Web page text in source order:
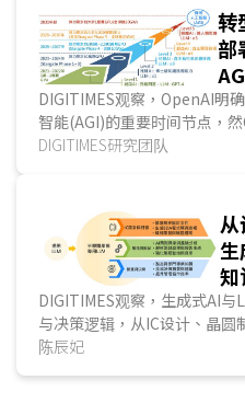
语权...
转
DIGITIMES观察，OpenAI明
智能(AGI)的重要时间节点，
型效能突破，而是扩及组织
源铺路，并从云端合作、自
展开算力布局，试图建立自主
竞局中的长期竞争优势。...
DIGITIMES研究团队
生
知
DIGITIMES观察，生成式AI
与决策逻辑，从IC设计、晶圆
LLM的语意推理整合ML预测
陈辰妃